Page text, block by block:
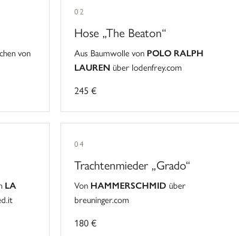
von
02
Hose „The Beaton“
Aus Baumwolle von POLO RALPH
LAUREN über lodenfrey.com
245 €
LA
04
Trachtenmieder „Grado“
Von HAMMERSCHMID über
breuninger.com
180 €